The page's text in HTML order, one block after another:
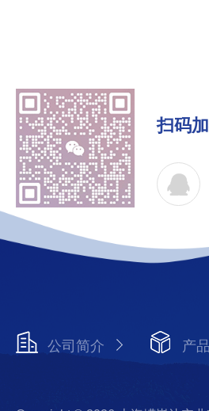
扫码
公司简介 产